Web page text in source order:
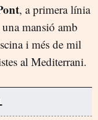
, a primera línia
mansió amb
i més de mil
al Mediterrani.